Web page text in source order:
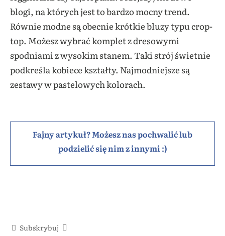
blogi, na których jest to bardzo mocny trend.
Równie modne są obecnie krótkie bluzy typu crop-
top. Możesz wybrać komplet z dresowymi
spodniami z wysokim stanem. Taki strój świetnie
podkreśla kobiece kształty. Najmodniejsze są
zestawy w pastelowych kolorach.
Fajny artykuł? Możesz nas pochwalić lub
podzielić się nim z innymi :)
Subskrybuj